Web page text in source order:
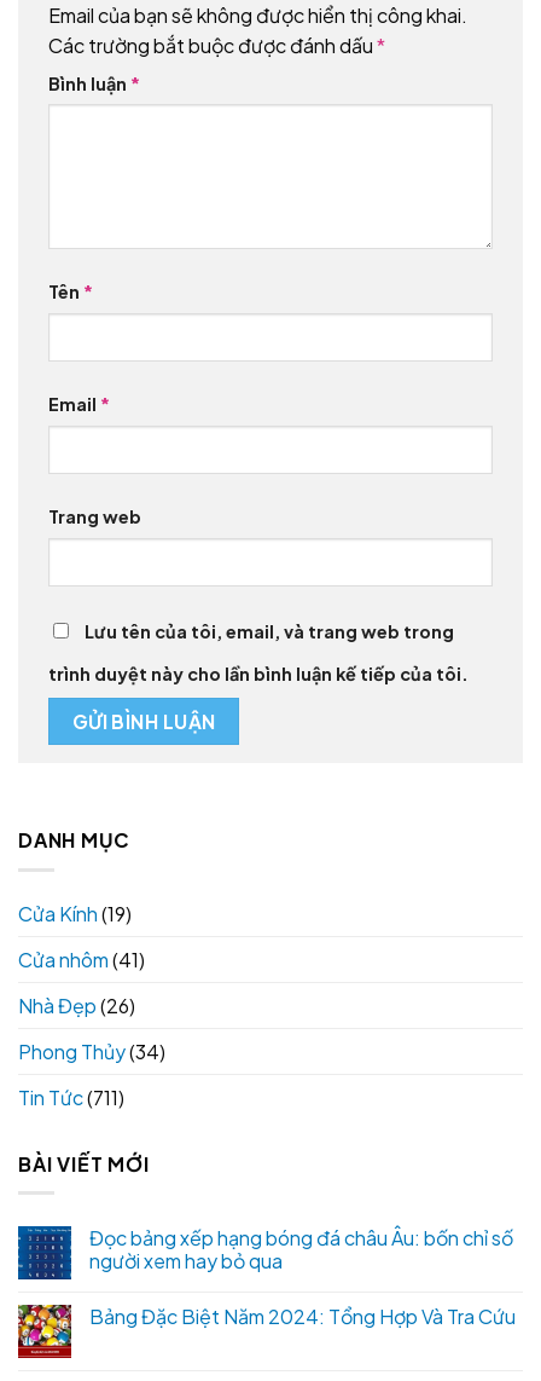
Email của bạn sẽ không được hiển thị công khai.
Các trường bắt buộc được đánh dấu*
Bình luận *
Tên *
Email *
Trang web
Lưu tên của tôi, email, và trang web trong
trình duyệt này cho lần bình luận kế tiếp của tôi.
DANH MỤC
Cửa Kính(19)
Cửa nhôm(41)
Nhà Đẹp(26)
Phong Thủy(34)
Tin Tức(711)
BÀI VIẾT MỚI
Đọc bảng xếp hạng bóng đá châu Âu: bốn chỉ số
người xem hay bỏ qua
Bảng Đặc Biệt Năm 2024: Tổng Hợp Và Tra Cứu